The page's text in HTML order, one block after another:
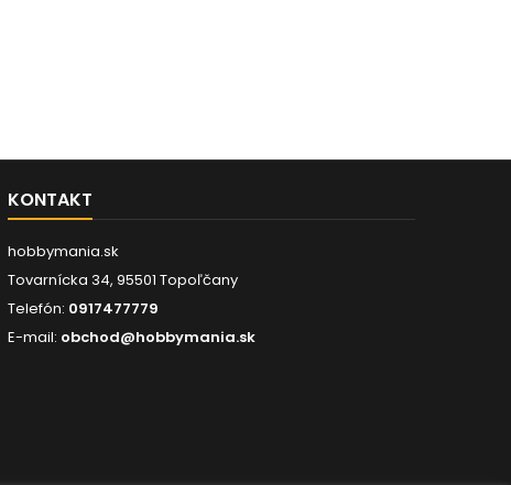
KONTAKT
hobbymania.sk
Tovarnícka 34, 95501 Topoľčany
Telefón: 0917477779
E-mail: obchod@hobbymania.sk